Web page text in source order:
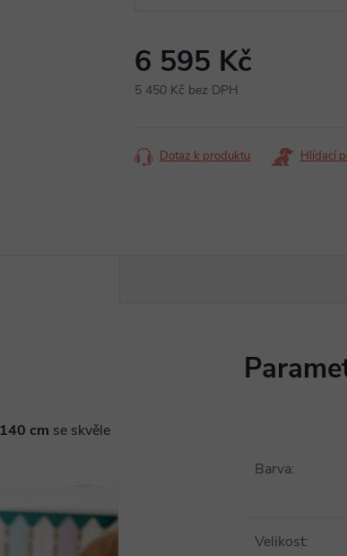
6 595 Kč
5 450 Kč bez DPH
Dotaz k produktu Hlídací
140 cm se skvěle
Barva:
Velikost: